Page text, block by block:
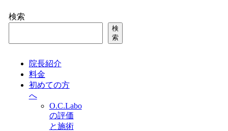
検索
検
索
院長紹介
料金
初めての方
へ
O.C.Labo
の評価
と施術